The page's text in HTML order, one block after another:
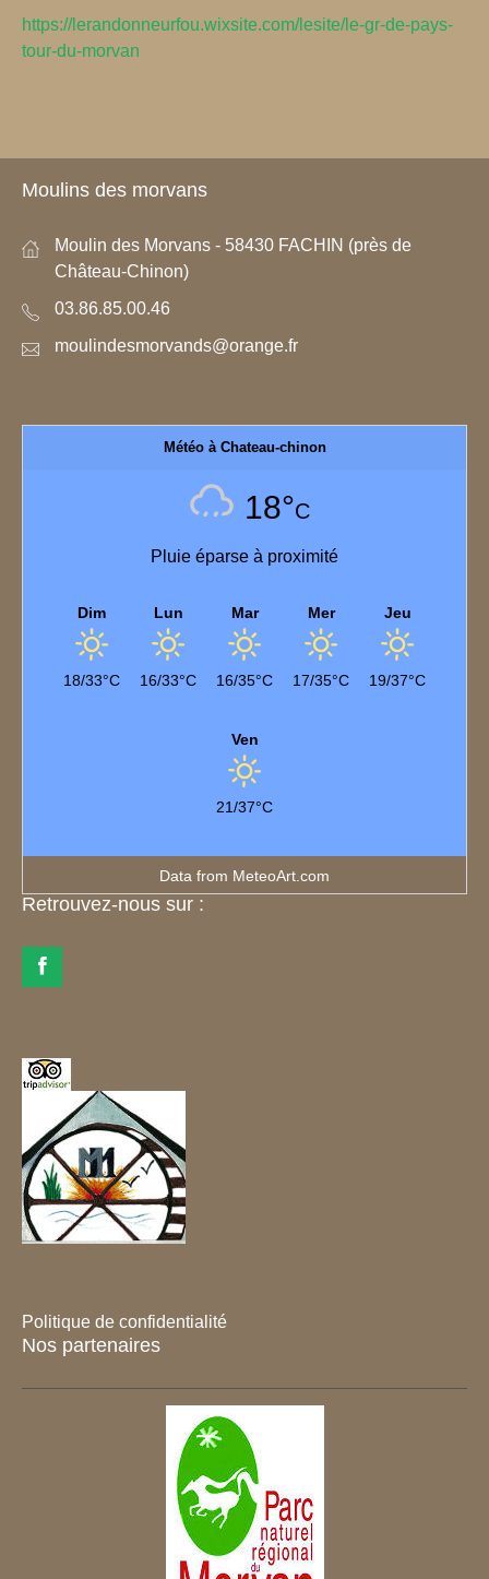
https://lerandonneurfou.wixsite.com/lesite/le-gr-de-pays-
tour-du-morvan
Moulins des morvans
Moulin des Morvans - 58430 FACHIN (près de
Château-Chinon)
03.86.85.00.46
moulindesmorvands@orange.fr
Météo à Chateau-chinon
18°C
Pluie éparse à proximité
Dim
18/33°C
Lun
16/33°C
Mar
16/35°C
Mer
17/35°C
Jeu
19/37°C
Ven
21/37°C
Data from MeteoArt.com
Retrouvez-nous sur :
Politique de confidentialité
Nos partenaires